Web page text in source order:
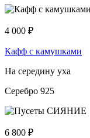
4 000 ₽
Кафф с камушками
На середину уха
Серебро 925
6 800 ₽